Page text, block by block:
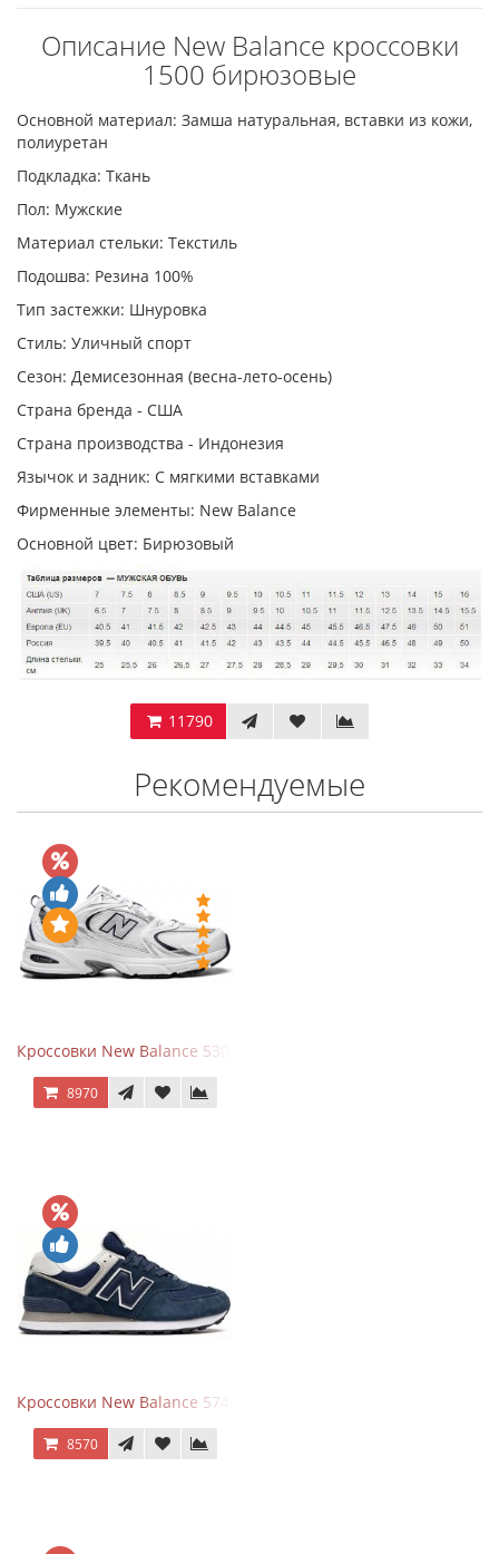
Описание New Balance кроссовки
1500 бирюзовые
Основной материал: Замша натуральная, вставки из кожи,
полиуретан
Подкладка: Ткань
Пол: Мужские
Материал стельки: Текстиль
Подошва: Резина 100%
Тип застежки: Шнуровка
Стиль: Уличный спорт
Сезон: Демисезонная (весна-лето-осень)
Страна бренда - США
Страна производства - Индонезия
Язычок и задник: С мягкими вставками
Фирменные элементы: New Balance
Основной цвет: Бирюзовый
11790
Рекомендуемые
Кроссовки New Balance 530 White Silver Navy
8970
Кроссовки New Balance 574 Navy Blue White
8570